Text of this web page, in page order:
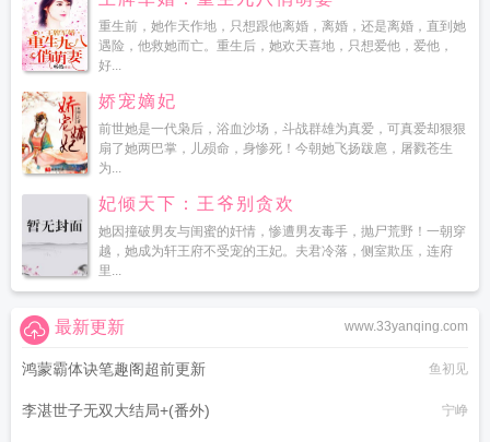
重生前，她作天作地，只想跟他离婚，离婚，还是离婚，直到她
遇险，他救她而亡。重生后，她欢天喜地，只想爱他，爱他，
好...
娇宠嫡妃
前世她是一代枭后，浴血沙场，斗战群雄为真爱，可真爱却狠狠
扇了她两巴掌，儿殒命，身惨死！今朝她飞扬跋扈，屠戮苍生
为...
妃倾天下：王爷别贪欢
她因撞破男友与闺蜜的奸情，惨遭男友毒手，抛尸荒野！一朝穿
越，她成为轩王府不受宠的王妃。夫君冷落，侧室欺压，连府
里...
www.33yanqing.com
最新更新
鸿蒙霸体诀笔趣阁超前更新 鱼初见
李湛世子无双大结局+(番外) 宁峥